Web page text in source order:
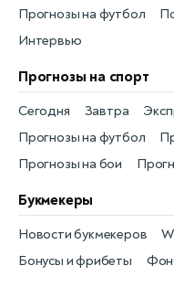
Прогнозы на футбол
Интервью
Прогнозы на спорт
Прогнозы на футбол
Сегодня
Завтра
Прогнозы на бои
Букмекеры
Бонусы и фрибеты
Новости букмекеров